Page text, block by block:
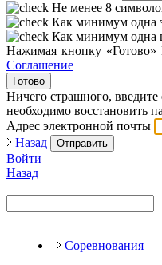
Не менее 8
Как минимум одна
Как минимум одна
Нажимая кнопку
Соглашение
Готово
Ничего страшного, введите
необходимо восстановить
Адрес электронной почты
Назад
Отправить
Войти
Назад
Соревнования